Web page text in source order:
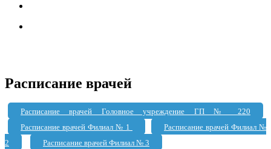
Расписание врачей
Расписание врачей Головное учреждение ГП № 220
Расписание врачей Филиал № 1
Расписание врачей Филиал №
2
Расписание врачей Филиал № 3